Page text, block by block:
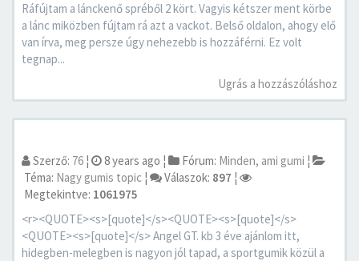
Ráfújtam a lánckenő spréből 2 kört. Vagyis kétszer ment körbe
a lánc miközben fújtam rá azt a vackot. Belső oldalon, ahogy elő
van írva, meg persze úgy nehezebb is hozzáférni. Ez volt
tegnap...
Ugrás a hozzászóláshoz
Szerző: 76 ¦ 8 years ago ¦ Fórum: Minden, ami gumi ¦
Téma: Nagy gumis topic ¦ Válaszok: 897 ¦
Megtekintve: 1061975
<r><QUOTE><s>[quote]</s><QUOTE><s>[quote]</s>
<QUOTE><s>[quote]</s> Angel GT. kb 3 éve ajánlom itt,
hidegben-melegben is nagyon jól tapad, a sportgumik közül a